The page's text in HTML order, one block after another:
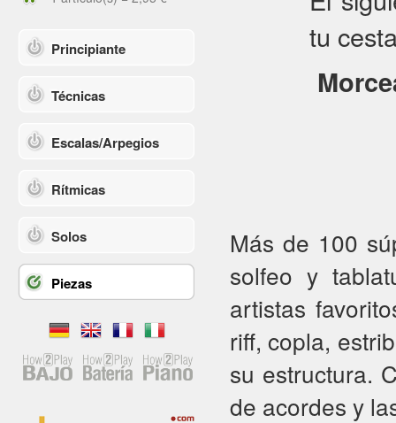
Principiante
Técnicas
Escalas/Arpegios
Rítmicas
Solos
Piezas
tu
Más de 100
solfeo y
artistas
riff, copla,
su estructura.
de acordes y